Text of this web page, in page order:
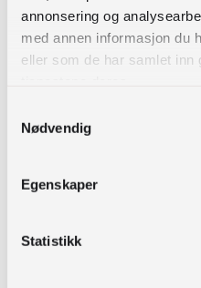
annonsering og
med annen informasjon du
eller som de har samlet inn
Nødvendig
Egenskaper
Statistikk